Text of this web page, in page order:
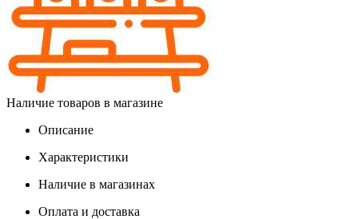
Наличие товаров в магазине
Описание
Характеристики
Наличие в магазинах
Оплата и доставка